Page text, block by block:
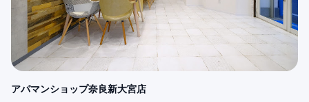
アパマンショップ奈良新大宮店